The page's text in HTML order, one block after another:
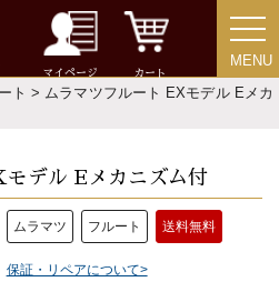
マイページ カート
MENU
MENU
ト > ムラマツフルート EXモデル Eメカ
デル Eメカニズム付
ムラマツ フルート 送料無料
保証・リペアについて>